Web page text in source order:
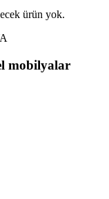
ürün yok.
mobilyalar